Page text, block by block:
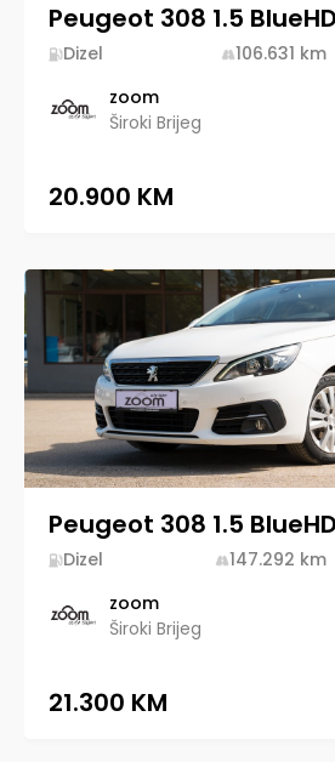
Peugeot 308 1.5
Dizel 106.631 km
zoom
Široki Brijeg
20.900 KM
Peugeot 308 1.5
Dizel 147.292 km
zoom
Široki Brijeg
21.300 KM